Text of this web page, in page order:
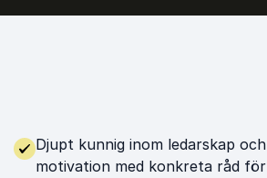
Djupt kunnig inom ledarskap och
motivation med konkreta råd för